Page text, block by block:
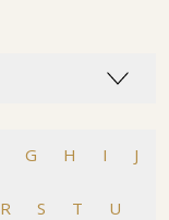
G H I J
R S T U